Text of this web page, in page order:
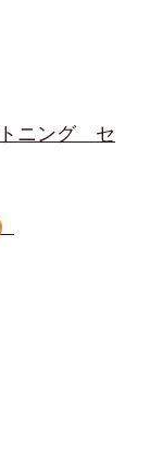
ニング セ